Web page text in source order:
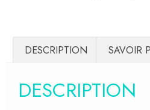
DESCRIPTION SAVOIR
DESCRIPTION